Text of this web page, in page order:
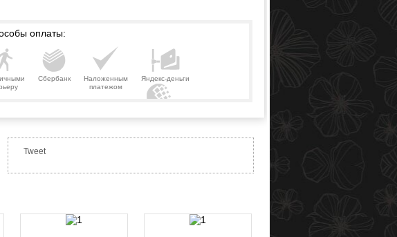
оплаты:
Сбербанк
Наложенным
платежом
Яндекс-деньги
Tweet